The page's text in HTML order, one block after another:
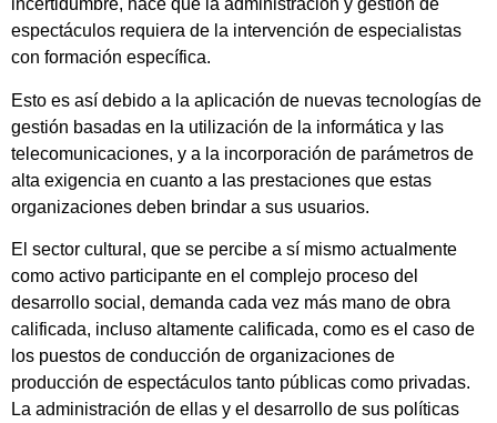
incertidumbre, hace que la administración y gestión de
espectáculos requiera de la intervención de especialistas
con formación específica.
Esto es así debido a la aplicación de nuevas tecnologías de
gestión basadas en la utilización de la informática y las
telecomunicaciones, y a la incorporación de parámetros de
alta exigencia en cuanto a las prestaciones que estas
organizaciones deben brindar a sus usuarios.
El sector cultural, que se percibe a sí mismo actualmente
como activo participante en el complejo proceso del
desarrollo social, demanda cada vez más mano de obra
calificada, incluso altamente calificada, como es el caso de
los puestos de conducción de organizaciones de
producción de espectáculos tanto públicas como privadas.
La administración de ellas y el desarrollo de sus políticas